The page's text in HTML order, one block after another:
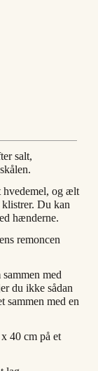
salt,
hvedemel, og ælt
Du kan
hænderne.
remoncen
med
du ikke sådan
sammen med en
40 cm på et